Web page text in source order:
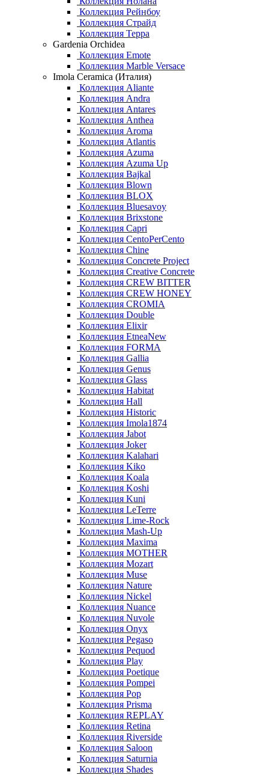
Коллекция Рейнбоу
Коллекция Страйд
Коллекция Терра
Gardenia Orchidea
Коллекция Emote
Коллекция Marble Versace
Imola Ceramica (Италия)
Коллекция Aliante
Коллекция Andra
Коллекция Antares
Коллекция Anthea
Коллекция Aroma
Коллекция Atlantis
Коллекция Azuma
Коллекция Azuma Up
Коллекция Bajkal
Коллекция Blown
Коллекция BLOX
Коллекция Bluesavoy
Коллекция Brixstone
Коллекция Capri
Коллекция CentoPerCento
Коллекция Chine
Коллекция Concrete Project
Коллекция Creative Concrete
Коллекция CREW BITTER
Коллекция CREW HONEY
Коллекция CROMIA
Коллекция Double
Коллекция Elixir
Коллекция EtneaNew
Коллекция FORMA
Коллекция Gallia
Коллекция Genus
Коллекция Glass
Коллекция Habitat
Коллекция Hall
Коллекция Historic
Коллекция Imola1874
Коллекция Jabot
Коллекция Joker
Коллекция Kalahari
Коллекция Kiko
Коллекция Koala
Коллекция Koshi
Коллекция Kuni
Коллекция LeTerre
Коллекция Lime-Rock
Коллекция Mash-Up
Коллекция Maxima
Коллекция MOTHER
Коллекция Mozart
Коллекция Muse
Коллекция Nature
Коллекция Nickel
Коллекция Nuance
Коллекция Nuvole
Коллекция Onyx
Коллекция Pegaso
Коллекция Pequod
Коллекция Play
Коллекция Poetique
Коллекция Pompei
Коллекция Pop
Коллекция Prisma
Коллекция REPLAY
Коллекция Retina
Коллекция Riverside
Коллекция Saloon
Коллекция Saturnia
Коллекция Shades